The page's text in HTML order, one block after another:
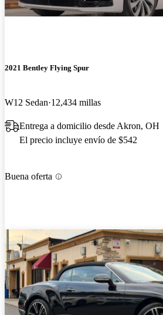
2021 Bentley Flying Spur
W12 Sedan 12,434 millas
Entrega a domicilio desde Akron, OH
El precio incluye envío de $542
Buena oferta